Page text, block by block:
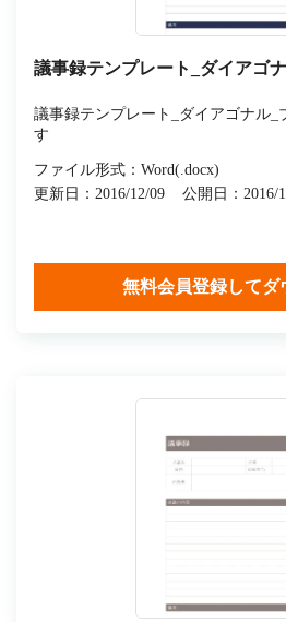
議事録テンプレート_ダイアゴ
議事録テンプレート_ダイアゴナル_
す
ファイル形式：Word(.docx)
更新日：2016/12/09
公開日：2016/
無料会員登録してダ